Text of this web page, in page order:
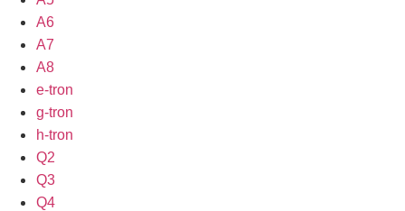
A6
A7
A8
e-tron
g-tron
h-tron
Q2
Q3
Q4